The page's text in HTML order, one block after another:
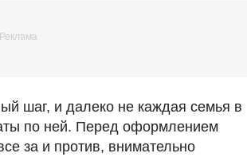
шаг, и далеко не каждая семья в
по ней. Перед оформлением
за и против, внимательно